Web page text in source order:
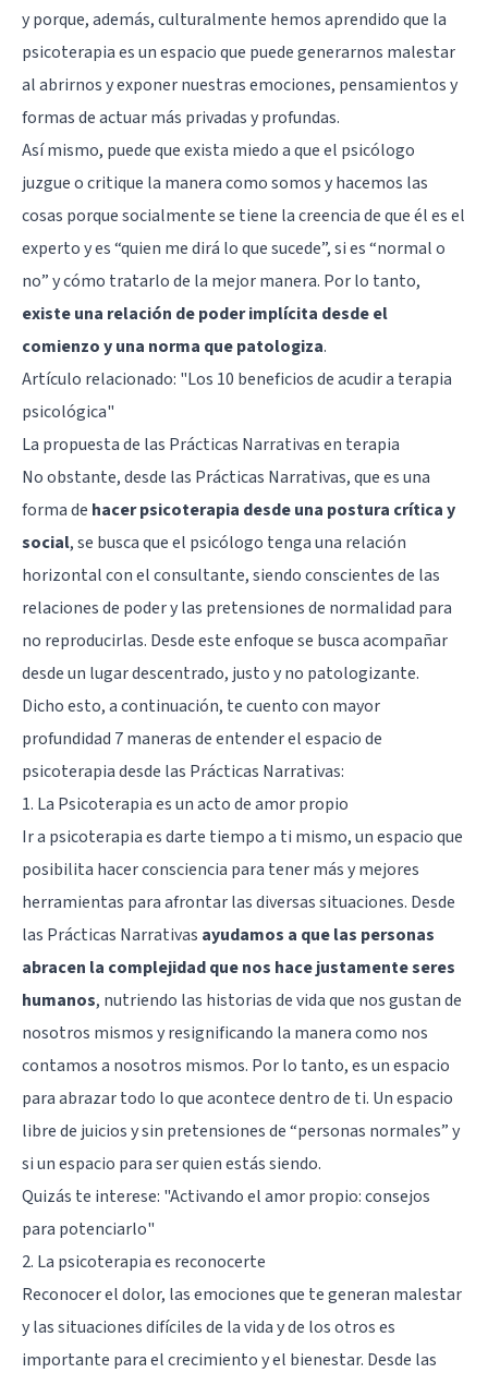
y porque, además, culturalmente hemos aprendido que la
psicoterapia es un espacio que puede generarnos malestar
al abrirnos y exponer nuestras emociones, pensamientos y
formas de actuar más privadas y profundas.
Así mismo, puede que exista miedo a que el psicólogo
juzgue o critique la manera como somos y hacemos las
cosas porque socialmente se tiene la creencia de que él es el
experto y es “quien me dirá lo que sucede”, si es “normal o
no” y cómo tratarlo de la mejor manera. Por lo tanto,
existe una relación de poder implícita desde el
comienzo y una norma que patologiza.
Artículo relacionado: "Los 10 beneficios de acudir a terapia
psicológica"
La propuesta de las Prácticas Narrativas en terapia
No obstante, desde las Prácticas Narrativas, que es una
forma de hacer psicoterapia desde una postura crítica y
social, se busca que el psicólogo tenga una relación
horizontal con el consultante, siendo conscientes de las
relaciones de poder y las pretensiones de normalidad para
no reproducirlas. Desde este enfoque se busca acompañar
desde un lugar descentrado, justo y no patologizante.
Dicho esto, a continuación, te cuento con mayor
profundidad 7 maneras de entender el espacio de
psicoterapia desde las Prácticas Narrativas:
1. La Psicoterapia es un acto de amor propio
Ir a psicoterapia es darte tiempo a ti mismo, un espacio que
posibilita hacer consciencia para tener más y mejores
herramientas para afrontar las diversas situaciones. Desde
las Prácticas Narrativas ayudamos a que las personas
abracen la complejidad que nos hace justamente seres
humanos, nutriendo las historias de vida que nos gustan de
nosotros mismos y resignificando la manera como nos
contamos a nosotros mismos. Por lo tanto, es un espacio
para abrazar todo lo que acontece dentro de ti. Un espacio
libre de juicios y sin pretensiones de “personas normales” y
si un espacio para ser quien estás siendo.
Quizás te interese: "Activando el amor propio: consejos
para potenciarlo"
2. La psicoterapia es reconocerte
Reconocer el dolor, las emociones que te generan malestar
y las situaciones difíciles de la vida y de los otros es
importante para el crecimiento y el bienestar. Desde las